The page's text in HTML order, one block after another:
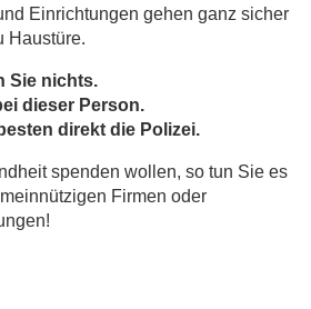
Einrichtungen gehen ganz sicher
Haustüre.
Sie nichts.
dieser Person.
direkt die Polizei.
spenden wollen, so tun Sie es
Firmen oder